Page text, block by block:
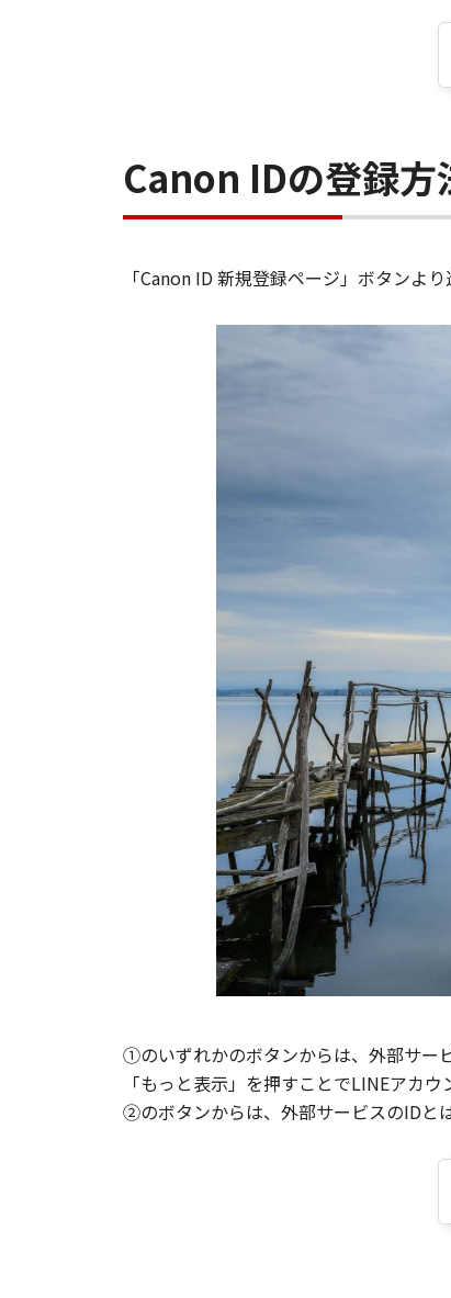
Canon IDの登録方
「Canon ID 新規登録ページ」ボタンよ
①のいずれかのボタンからは、外部サー
「もっと表示」を押すことでLINEアカウ
②のボタンからは、外部サービスのIDと